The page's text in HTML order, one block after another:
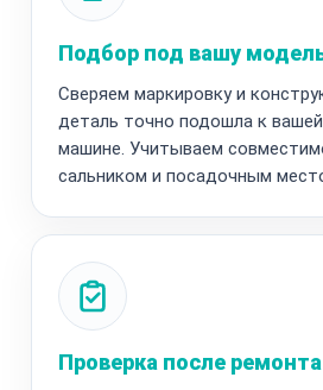
Подбор под вашу
Сверяем маркировку и
деталь точно подошла к
машине. Учитываем
сальником и посадочным
Проверка после ремонта